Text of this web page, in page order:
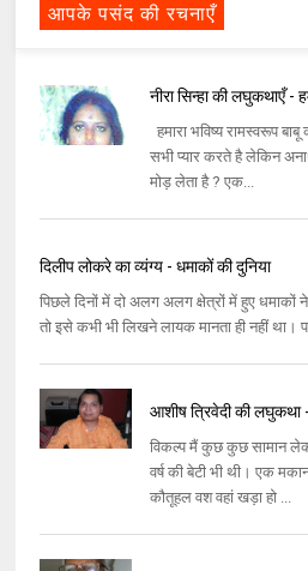
आपके पसंद की रचनाएँ
नीरा सिन्हा की लघुकथाएँ -
हमारा भविष्‍य रामस्‍वरूप
सभी प्‍यार करते है लेकिन
मोड़ लेता है ? एक...
दिलीप लोकरे का व्यंग्य - धमाकों की दुनिया
पिछले दिनों में दो अलग अलग क्षेत्रों में हुए धमाकों
तो इसे कभी भी लिखने लायक मानता ही नहीं था।
आशीष त्रिवेदी की लघुकथा
विकल्प मैं कुछ कुछ सामान
वर्ष की बेटी भी थी। एक
कौतूहल वश वहां खड़ा हो ...